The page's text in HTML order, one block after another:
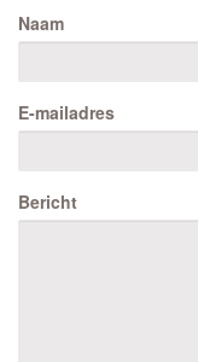
Naam
E-mailadres
Bericht